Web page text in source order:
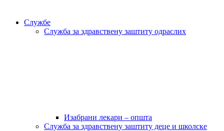
Службе
Служба за здравствену заштиту одраслих
Изабрани лекари – општа
Служба за здравствену заштиту деце и школске